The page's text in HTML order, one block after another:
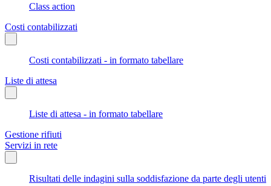
Class action
Costi contabilizzati
Costi contabilizzati - in formato tabellare
Liste di attesa
Liste di attesa - in formato tabellare
Gestione rifiuti
Servizi in rete
Risultati delle indagini sulla soddisfazione da parte degli utenti